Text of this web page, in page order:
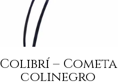
Colibrí – Cometa
colinegro